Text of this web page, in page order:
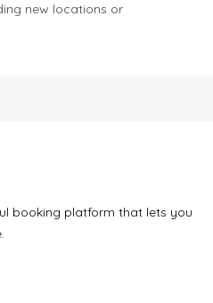
new locations or
booking platform that lets you